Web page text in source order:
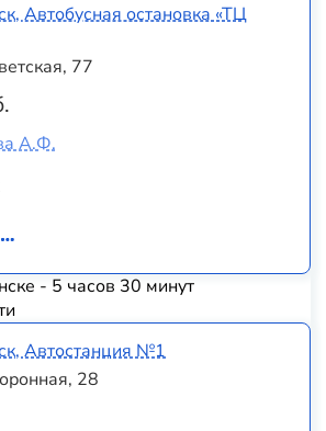
Автобусная остановка «ТЦ
77
А.Ф.
- 5 часов 30 минут
Автостанция №1
28